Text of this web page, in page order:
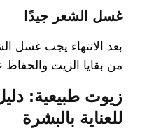
غسل الشعر جيدًا
بعد الانتهاء يجب غسل
من بقايا الزيت
زيوت طبيعية:
للعناية بالبشرة